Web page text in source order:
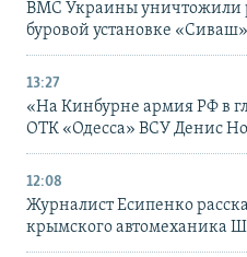
ВМС Украины уничтожили
буровой установке
13:27
«На Кинбурне армия РФ в
ОТК «Одесса» ВСУ Денис
12:08
Журналист Есипенко
крымского автомеханика